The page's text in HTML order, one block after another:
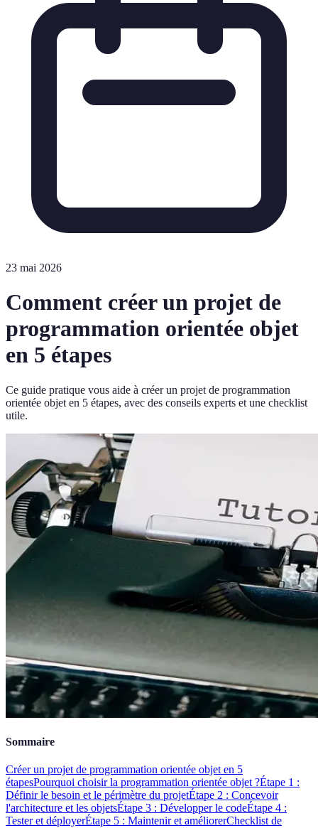
23 mai 2026
Comment créer un projet de
programmation orientée objet
en 5 étapes
Ce guide pratique vous aide à créer un projet de programmation
orientée objet en 5 étapes, avec des conseils experts et une checklist
utile.
Sommaire
Créer un projet de programmation orientée objet en 5
étapesPourquoi choisir la programmation orientée objet ?Étape 1 :
Définir le besoin et le périmètre du projetÉtape 2 : Concevoir
l'architecture et les objetsÉtape 3 : Développer le codeÉtape 4 :
Tester et déployerÉtape 5 : Maintenir et améliorerChecklist de